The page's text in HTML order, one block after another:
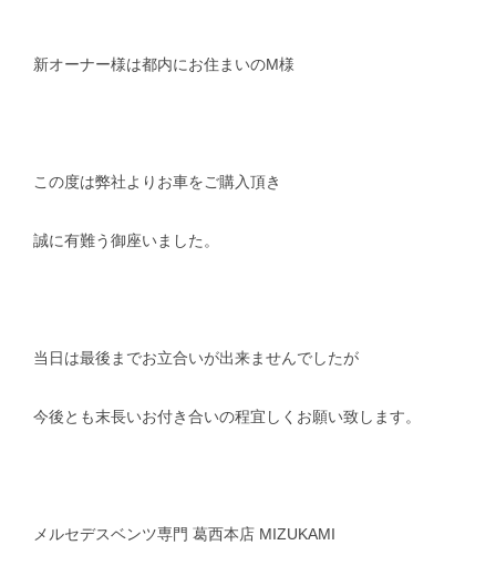
新オーナー様は都内にお住まいのM様
この度は弊社よりお車をご購入頂き
誠に有難う御座いました。
当日は最後までお立合いが出来ませんでしたが
今後とも末長いお付き合いの程宜しくお願い致します。
メルセデスベンツ専門 葛西本店 MIZUKAMI